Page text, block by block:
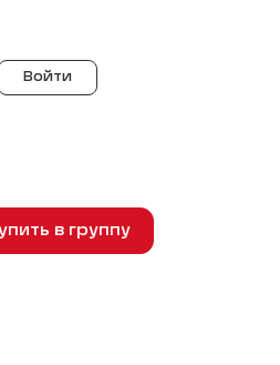
Войти
в группу